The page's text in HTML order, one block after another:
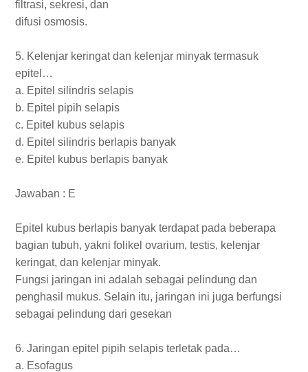
filtrasi, sekresi, dan
difusi osmosis.
5. Kelenjar keringat dan kelenjar minyak termasuk
epitel…
a. Epitel silindris selapis
b. Epitel pipih selapis
c. Epitel kubus selapis
d. Epitel silindris berlapis banyak
e. Epitel kubus berlapis banyak
Jawaban : E
Epitel kubus berlapis banyak terdapat pada beberapa
bagian tubuh, yakni folikel ovarium, testis, kelenjar
keringat, dan kelenjar minyak.
Fungsi jaringan ini adalah sebagai pelindung dan
penghasil mukus. Selain itu, jaringan ini juga berfungsi
sebagai pelindung dari gesekan
6. Jaringan epitel pipih selapis terletak pada…
a. Esofagus